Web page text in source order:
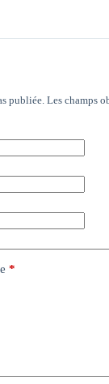
publiée. Les champs
*